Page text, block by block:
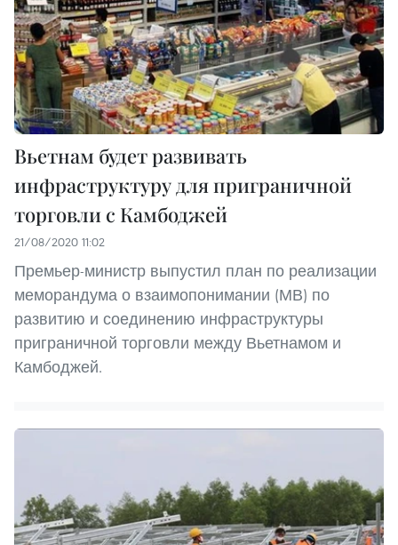
Вьетнам будет развивать
инфраструктуру для приграничной
торговли с Камбоджей
21/08/2020 11:02
Премьер-министр выпустил план по реализации
меморандума о взаимопонимании (МВ) по
развитию и соединению инфраструктуры
приграничной торговли между Вьетнамом и
Камбоджей.